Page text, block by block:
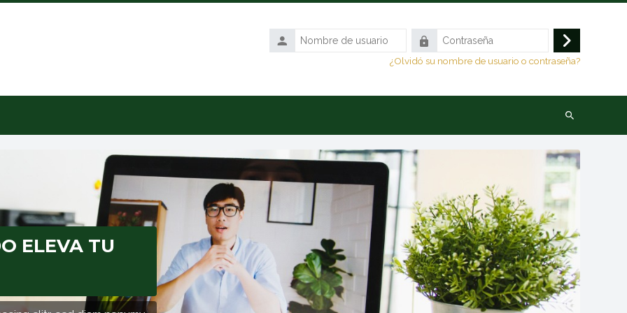
Nombre
de
Contraseña
Acceder
¿Olvidó su nombre de usuario o contraseña?
Buscar
ELEVA TU